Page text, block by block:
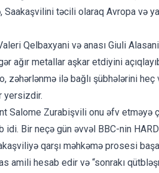
təcili olaraq Avropa və
Qelbaxyani və anası Giuli
ağır metallar aşkar etdiyini
zəhərlənmə ilə bağlı şübhələrini
yersizdir.
Zurabişvili onu əfv etməyə
idi. Bir neçə gün əvvəl BBC-nin
qarşı məhkəmə prosesi
amili hesab edir və “sonrakı